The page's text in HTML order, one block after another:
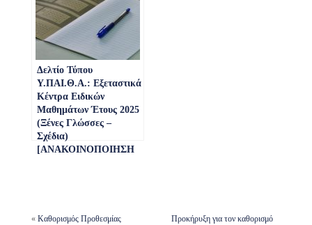
Εξετάσεων μαθημάτων
ημερήσιων και
εσπερινών
Επαγγελματικών
Λυκείων γενικής
παιδείας και
ειδικότητας, έτους 2025.
Γ. Καθορισμός
προγράμματος
Πανελλαδικών
Εξετάσεων Ειδικών
Μαθημάτων και
απαιτείται η εξέτασή
Δελτίο Τύπου
Υ.ΠΑΙ.Θ.Α.: Εξεταστικά
Κέντρα Ειδικών
Μαθημάτων Έτους 2025
(Ξένες Γλώσσες –
Σχέδια)
[ΑΝΑΚΟΙΝΟΠΟΙΗΣΗ
« Καθορισμός Προθεσμίας
Προκήρυξη για τον καθορισμό